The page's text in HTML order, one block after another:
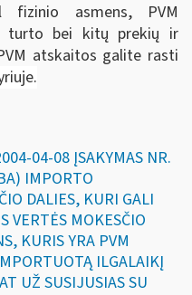
fizinio asmens, PVM
turto bei kitų prekių ir
atskaitos galite rasti
04-08 ĮSAKYMAS NR.
IMPORTO
DALIES, KURI GALI
VERTĖS MOKESČIO
KURIS YRA PVM
ILGALAIKĮ
UŽ SUSIJUSIAS SU